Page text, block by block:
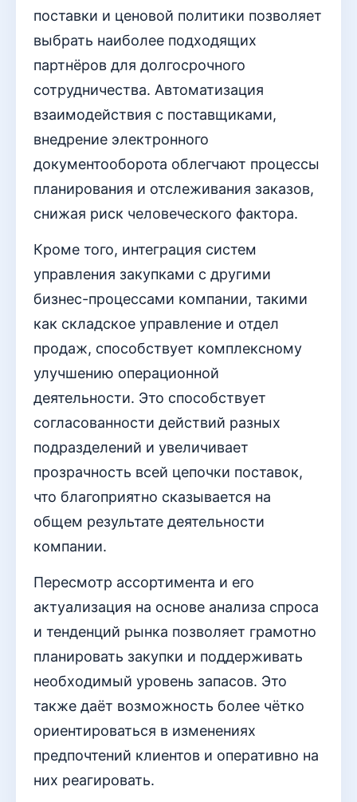
поставки и ценовой политики позволяет
выбрать наиболее подходящих
партнёров для долгосрочного
сотрудничества. Автоматизация
взаимодействия с поставщиками,
внедрение электронного
документооборота облегчают процессы
планирования и отслеживания заказов,
снижая риск человеческого фактора.
Кроме того, интеграция систем
управления закупками с другими
бизнес-процессами компании, такими
как складское управление и отдел
продаж, способствует комплексному
улучшению операционной
деятельности. Это способствует
согласованности действий разных
подразделений и увеличивает
прозрачность всей цепочки поставок,
что благоприятно сказывается на
общем результате деятельности
компании.
Пересмотр ассортимента и его
актуализация на основе анализа спроса
и тенденций рынка позволяет грамотно
планировать закупки и поддерживать
необходимый уровень запасов. Это
также даёт возможность более чётко
ориентироваться в изменениях
предпочтений клиентов и оперативно на
них реагировать.